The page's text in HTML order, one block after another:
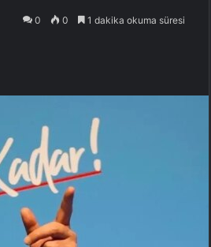
0 0 1 dakika okuma süresi